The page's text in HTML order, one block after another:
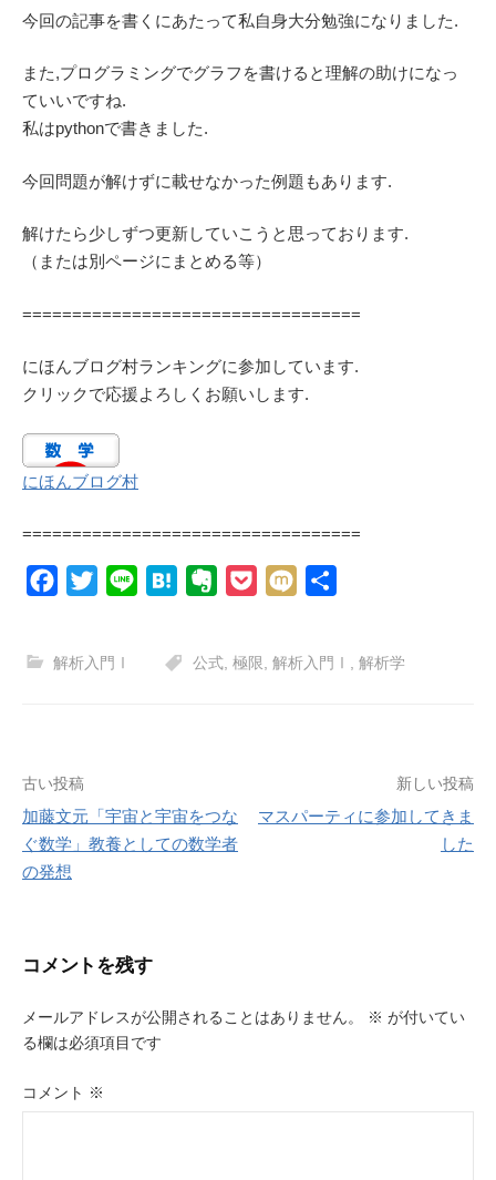
今回の記事を書くにあたって私自身大分勉強になりました.
また,プログラミングでグラフを書けると理解の助けになっ
ていいですね.
私はpythonで書きました.
今回問題が解けずに載せなかった例題もあります.
解けたら少しずつ更新していこうと思っております.
（または別ページにまとめる等）
==================================
にほんブログ村ランキングに参加しています.
クリックで応援よろしくお願いします.
にほんブログ村
==================================
e
k
t
r
k
i
解析入門Ⅰ 公式 極限 解析入門Ⅰ 解析学
投
稿
ナ
シ
ン
古い投稿
加藤文元「宇宙と宇宙をつな
ぐ数学」教養としての数学者
の発想
新しい投稿
マスパーティに参加してきま
した
コメントを残す
メールアドレスが公開されることはありません。 ※ が付いてい
る欄は必須項目です
コメント ※